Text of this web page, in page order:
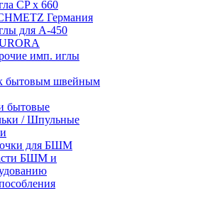
CP х 660
Германия
для А-450
имп. иглы
швейным
бытовые
/ Шпульные
для БШМ
БШМ и